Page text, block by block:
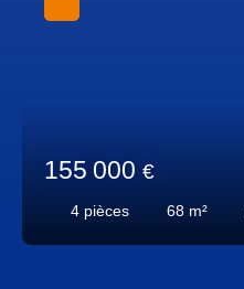
155 000 €
4 pièces 68 m²